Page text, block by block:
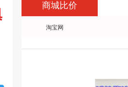
商城比价
淘宝网